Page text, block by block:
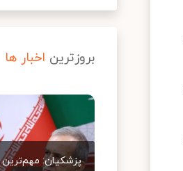
بروزترین اخبار ها
پزشکیان: مهم‌ترین